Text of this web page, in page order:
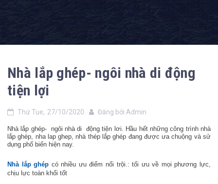
Nhà lắp ghép- ngôi nhà di động
tiện lợi
Thứ Tue, 27/10/2020 Đăng bởi Admin
Nhà lắp ghép- ngôi nhà di động tiện lơi. Hầu hết những công trình nhà
lắp ghép, nha lap ghep, nhà thép lắp ghép đang được ưa chuộng và sử
dụng phổ biến hiện nay.
Nhà lắp ghép có nhiều ưu điểm nổi trội.: tối ưu về mọi phương lực,
chịu lực toàn khối tốt